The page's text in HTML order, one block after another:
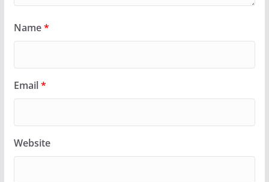
Name*
Email*
Website